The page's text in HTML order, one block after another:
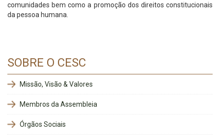
comunidades bem como a promoção dos direitos constitucionais
da pessoa humana.
SOBRE O CESC
Missão, Visão & Valores
Membros da Assembleia
Órgãos Sociais